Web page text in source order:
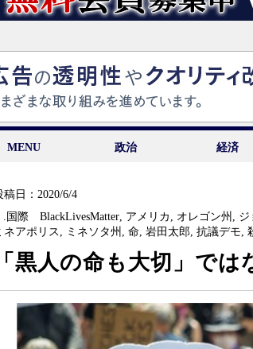
MENU 政治 経済
稿日：2020/6/4
.国際
BlackLivesMatter, アメリカ , オレゴン州 , ジ
ネアポリス , ミネソタ州 , 命, 岩田太郎, 抗議デモ,
「黒人の命も大切」では